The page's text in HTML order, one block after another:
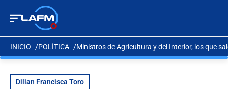
INICIO POLÍTICA Ministros de Agricultura y del Interior, los que
Dilian Francisca Toro